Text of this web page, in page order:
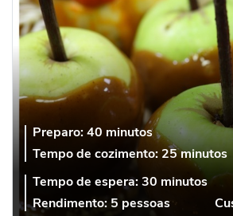
Preparo:40 minutos
Tempo de cozimento: 25 minutos
Tempo de espera:30 minutos
Rendimento: 5 pessoas